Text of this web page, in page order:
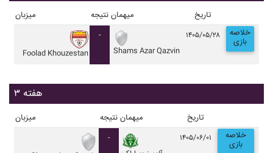
میزبان نتیجه میهمان تاریخ
Foolad Khouzestan
-
Shams Azar Qazvin
۱۴۰۵/۰۵/۲۸ خلاصه
بازی
هفته ۳
میزبان نتیجه میهمان تاریخ
-
۱۴۰۵/۰۶/۰۱ خلاصه
بازی